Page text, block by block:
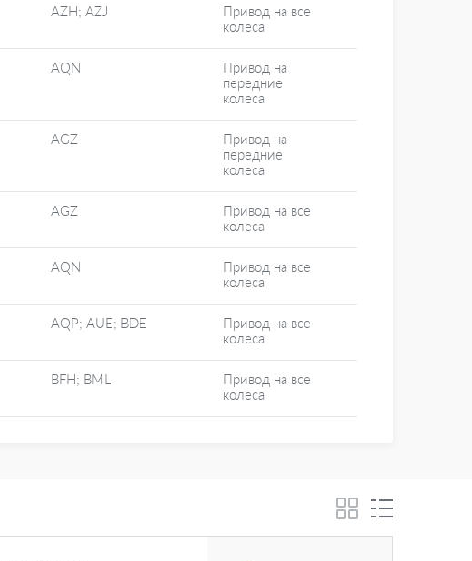
AZH; AZJ
Привод на все
колеса
AQN
Привод на
передние
колеса
AGZ
Привод на
передние
колеса
AGZ
Привод на все
колеса
AQN
Привод на все
колеса
AQP; AUE; BDE
Привод на все
колеса
BFH; BML
Привод на все
колеса